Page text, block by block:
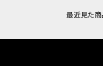
最近見た商